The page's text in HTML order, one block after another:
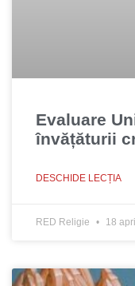
Evaluare
învățăturii
DESCHIDE LECȚIA
RED Religie 18